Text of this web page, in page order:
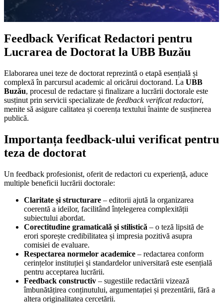
Feedback Verificat Redactori pentru
Lucrarea de Doctorat la UBB Buzău
Elaborarea unei teze de doctorat reprezintă o etapă esențială și
complexă în parcursul academic al oricărui doctorand. La UBB
Buzău, procesul de redactare și finalizare a lucrării doctorale este
susținut prin servicii specializate de feedback verificat redactori,
menite să asigure calitatea și coerența textului înainte de susținerea
publică.
Importanța feedback-ului verificat pentru
teza de doctorat
Un feedback profesionist, oferit de redactori cu experiență, aduce
multiple beneficii lucrării doctorale:
Claritate și structurare – editorii ajută la organizarea
coerentă a ideilor, facilitând înțelegerea complexității
subiectului abordat.
Corectitudine gramaticală și stilistică – o teză lipsită de
erori sporește credibilitatea și impresia pozitivă asupra
comisiei de evaluare.
Respectarea normelor academice – redactarea conform
cerințelor instituției și standardelor universitară este esențială
pentru acceptarea lucrării.
Feedback constructiv – sugestiile redactării vizează
îmbunătățirea conținutului, argumentației și prezentării, fără a
altera originalitatea cercetării.